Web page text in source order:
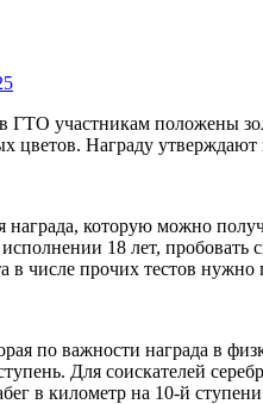
ГТО участникам положены
цветов. Награду
которую можно
18 лет,
в числе прочих тестов
по важности награда в
Для соискателей
в километр на 10-й